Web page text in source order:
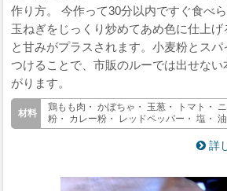
作り方。 今作って30分以内ですぐ食べ
玉ねぎをじっくり炒めてあめ色に仕上げ
と甘みがプラスされます。小麦粉とスパ
つけることで、市販のルーでは出せない
がります。
鶏もも肉・ かぼちゃ・ 玉葱・ トマト・
粉・ カレー粉・ レッドペッパー・ 塩・
詳